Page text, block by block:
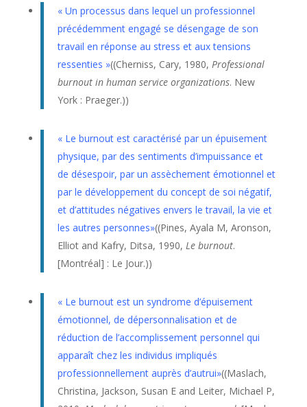
« Un processus dans lequel un professionnel
précédemment engagé se désengage de son
travail en réponse au stress et aux tensions
ressenties »((Cherniss, Cary, 1980, Professional
burnout in human service organizations. New
York : Praeger.))
« Le burnoutest caractérisé par un épuisement
physique, par des sentiments d’impuissance et
de désespoir, par un assèchement émotionnel et
par le développement du concept de soi négatif,
et d’attitudes négatives envers le travail, la vie et
les autres personnes»((Pines, Ayala M, Aronson,
Elliot and Kafry, Ditsa, 1990, Le burnout.
[Montréal] : Le Jour.))
« Le burnoutest un syndrome d’épuisement
émotionnel, de dépersonnalisation et de
réduction de l’accomplissement personnel qui
apparaît chez les individus impliqués
professionnellement auprès d’autrui»((Maslach,
Christina, Jackson, Susan E and Leiter, Michael P,